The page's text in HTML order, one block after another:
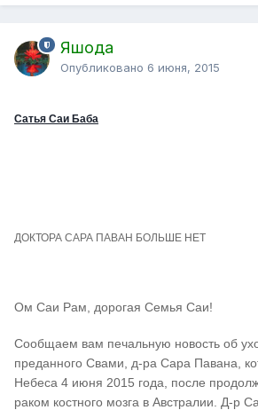
Яшода
Опубликовано 6 июня, 2015
Сатья Саи Баба
ДОКТОРА САРА ПАВАН БОЛЬШЕ НЕТ
Ом Саи Рам, дорогая Семья Саи!
Сообщаем вам печальную новость об
преданного Свами, д-ра Сара Павана,
Небеса 4 июня 2015 года, после
раком костного мозга в Австралии. Д-р